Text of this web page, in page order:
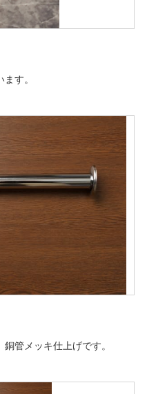
す。
管メッキ仕上げです。